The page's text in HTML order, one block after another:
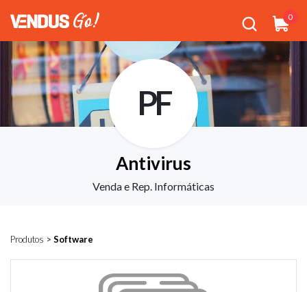
0
PF
Antivirus
Venda e Rep. Informáticas
Produtos > Software